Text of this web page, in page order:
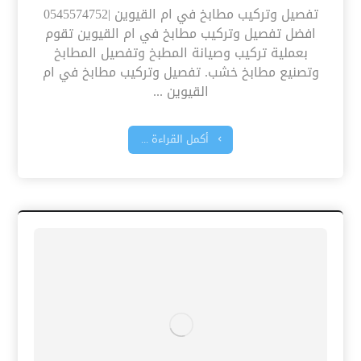
تفصيل وتركيب مطابخ في ام القيوين |0545574752
افضل تفصيل وتركيب مطابخ في ام القيوين تقوم
بعملية تركيب وصيانة المطبخ وتفصيل المطابخ
وتصنيع مطابخ خشب. تفصيل وتركيب مطابخ في ام
القيوين ...
أكمل القراءة ...